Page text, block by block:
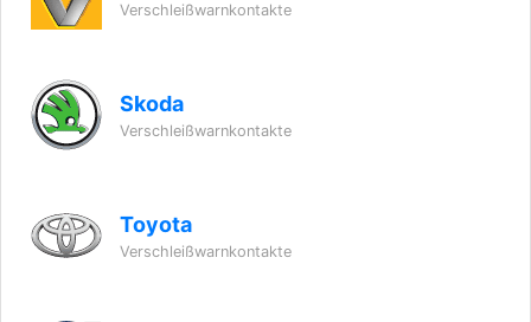
Verschleißwarnkontakte
Skoda
Verschleißwarnkontakte
Toyota
Verschleißwarnkontakte